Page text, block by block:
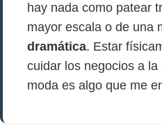
hay nada como patear
mayor escala o de una
dramática. Estar
cuidar los negocios a
moda es algo que me